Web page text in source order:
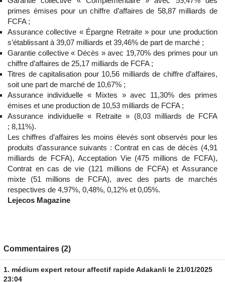
primes émises pour un chiffre d’affaires de 58,87 milliards de
FCFA ;
Assurance collective « Épargne Retraite » pour une production
s’établissant à 39,07 milliards et 39,46% de part de marché ;
Garantie collective « Décès » avec 19,70% des primes pour un
chiffre d’affaires de 25,17 milliards de FCFA ;
Titres de capitalisation pour 10,56 milliards de chiffre d’affaires,
soit une part de marché de 10,67% ;
Assurance individuelle « Mixtes » avec 11,30% des primes
émises et une production de 10,53 milliards de FCFA ;
Assurance individuelle « Retraite » (8,03 milliards de FCFA
; 8,11%).
Les chiffres d’affaires les moins élevés sont observés pour les
produits d’assurance suivants : Contrat en cas de décès (4,91
milliards de FCFA), Acceptation Vie (475 millions de FCFA),
Contrat en cas de vie (121 millions de FCFA) et Assurance
mixte (51 millions de FCFA), avec des parts de marchés
respectives de 4,97%, 0,48%, 0,12% et 0,05%.
Lejecos Magazine
Commentaires (2)
1. médium expert retour affectif rapide Adakanli le 21/01/2025
23:04